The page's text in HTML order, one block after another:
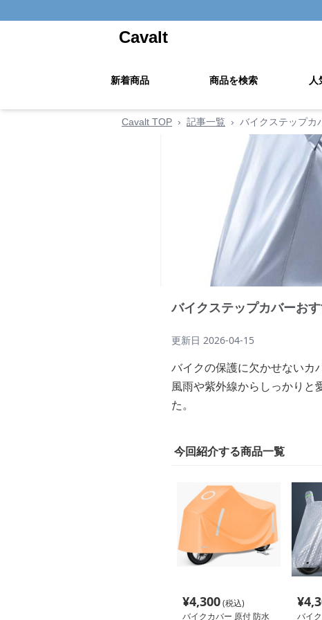
Cavalt
新着商品 商品を検索
Cavalt TOP › 記事一覧 › バイクステップカ
バイクステップカバーお
更新日 2026-04-15
バイクの保護に欠かせないカ
風雨や紫外線からしっかりと
た。
今回紹介する商品一覧
¥4,300(税込)
バイクカバー 原付 防水
¥
バイ